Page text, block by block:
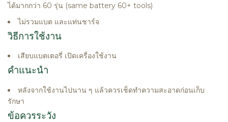
ได้มากกว่า 60 รุ่น (same battery 60+ tools)
ไม่รวมแบต และแท่นชาร์จ
วิธีการใช้งาน
เสียบแบตเตอรี่ เปิดเครื่องใช้งาน
คำแนะนำ
หลังจากใช้งานไปนาน ๆ แล้วควรเช็ดทำความสะอาดก่อนเก็บ
รักษา
ข้อควรระวัง